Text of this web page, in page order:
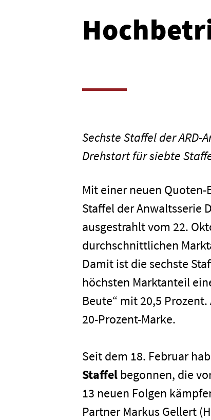
Sechste Staffel der
Drehstart für siebte
Mit einer neuen
Staffel der Anwaltsserie
ausgestrahlt vom 22.
durchschnittlichen
Damit ist die sechste
höchsten Marktanteil
Beute“ mit 20,5
20-Prozent-Marke.
Seit dem 18. Februar
Staffel begonnen, die
13 neuen Folgen
Partner Markus Gellert